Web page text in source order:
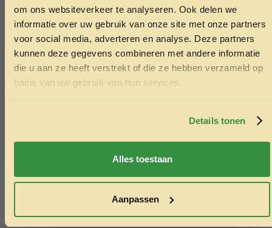
om ons websiteverkeer te analyseren. Ook delen we
informatie over uw gebruik van onze site met onze partners
voor social media, adverteren en analyse. Deze partners
kunnen deze gegevens combineren met andere informatie
die u aan ze heeft verstrekt of die ze hebben verzameld op
basis van uw gebruik van hun services.
Details tonen
Alles toestaan
Aanpassen
Metazoa FitRight – Balancefit Luzerne
15kg
30.97
JE EERSTE BESTELLING!
Ontvang korting
Door je in te schrijven ga je akkoord met het ontvangen van